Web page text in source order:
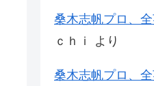
桑木志帆プロ、全
ｃｈｉ
より
桑木志帆プロ、全